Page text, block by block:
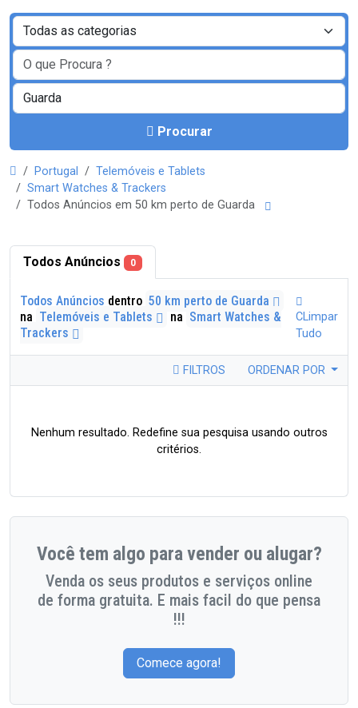
Procurar
Portugal
Telemóveis e Tablets
Smart Watches & Trackers
Todos Anúncios em 50 km perto de Guarda
Todos Anúncios 0
Todos Anúncios dentro 50 km perto de Guarda
na Telemóveis e Tablets na Smart Watches &
Trackers
CLimpar
Tudo
FILTROS ORDENAR POR
Nenhum resultado. Redefine sua pesquisa usando outros
critérios.
Você tem algo para vender ou alugar?
Venda os seus produtos e serviços online
de forma gratuita. E mais facil do que pensa
!!!
Comece agora!